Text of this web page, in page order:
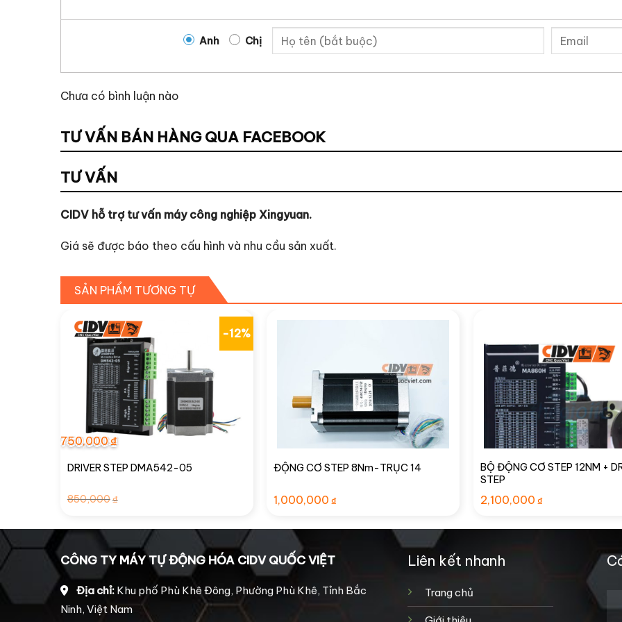
Anh Chị
Chưa có bình luận nào
TƯ VẤN BÁN HÀNG QUA FACEBOOK
TƯ VẤN
CIDV hỗ trợ tư vấn máy công nghiệp Xingyuan.
Giá sẽ được báo theo cấu hình và nhu cầu sản xuất.
SẢN PHẨM TƯƠNG TỰ
-12%
DRIVER STEP DMA542-05
850,000₫
850,000₫.
750,000₫
là:
750,000₫.
ĐỘNG CƠ STEP 8Nm-TRỤC 14
1,000,000 ₫
BỘ ĐỘNG CƠ STEP 12NM +
STEP
2,100,000 ₫
CÔNG TY MÁY TỰ ĐỘNG HÓA CIDV QUỐC VIỆT
Địa chỉ: Khu phố Phù Khê Đông, Phường Phù Khê, Tỉnh Bắc
Ninh, Việt Nam
Liên kết nhanh
Trang chủ